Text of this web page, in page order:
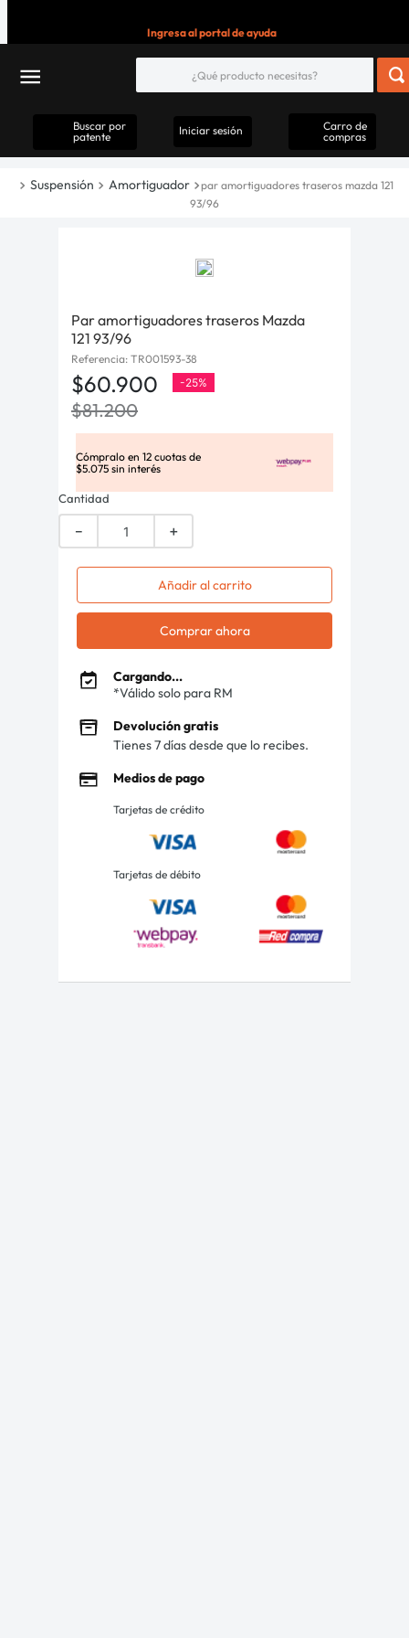
Ingresa al portal de ayuda
Buscar por
patente
Iniciar sesión
Carro de
compras
Suspensión Amortiguador
par amortiguadores traseros mazda 121
93/96
Par amortiguadores traseros Mazda
121 93/96
Referencia: TR001593-38
$60.900 -25%
$81.200
Cómpralo en 12 cuotas de
$5.075 sin interés
Cantidad
＋
－
Añadir al carrito
Comprar ahora
Cargando...
*Válido solo para RM
Devolución gratis
Tienes 7 días desde que lo recibes.
Medios de pago
Tarjetas de crédito
Tarjetas de débito